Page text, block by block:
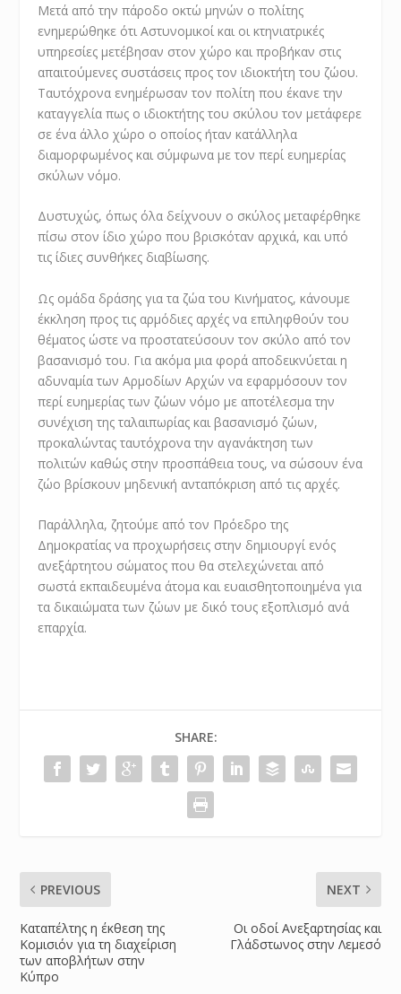
Μετά από την πάροδο οκτώ μηνών ο πολίτης
ενημερώθηκε ότι Αστυνομικοί και οι κτηνιατρικές
υπηρεσίες μετέβησαν στον χώρο και προβήκαν στις
απαιτούμενες συστάσεις προς τον ιδιοκτήτη του ζώου.
Ταυτόχρονα ενημέρωσαν τον πολίτη που έκανε την
καταγγελία πως ο ιδιοκτήτης του σκύλου τον μετάφερε
σε ένα άλλο χώρο ο οποίος ήταν κατάλληλα
διαμορφωμένος και σύμφωνα με τον περί ευημερίας
σκύλων νόμο.
Δυστυχώς, όπως όλα δείχνουν ο σκύλος μεταφέρθηκε
πίσω στον ίδιο χώρο που βρισκόταν αρχικά, και υπό
τις ίδιες συνθήκες διαβίωσης.
Ως ομάδα δράσης για τα ζώα του Κινήματος, κάνουμε
έκκληση προς τις αρμόδιες αρχές να επιληφθούν του
θέματος ώστε να προστατεύσουν τον σκύλο από τον
βασανισμό του. Για ακόμα μια φορά αποδεικνύεται η
αδυναμία των Αρμοδίων Αρχών να εφαρμόσουν τον
περί ευημερίας των ζώων νόμο με αποτέλεσμα την
συνέχιση της ταλαιπωρίας και βασανισμό ζώων,
προκαλώντας ταυτόχρονα την αγανάκτηση των
πολιτών καθώς στην προσπάθεια τους, να σώσουν ένα
ζώο βρίσκουν μηδενική ανταπόκριση από τις αρχές.
Παράλληλα, ζητούμε από τον Πρόεδρο της
Δημοκρατίας να προχωρήσεις στην δημιουργί ενός
ανεξάρτητου σώματος που θα στελεχώνεται από
σωστά εκπαιδευμένα άτομα και ευαισθητοποιημένα για
τα δικαιώματα των ζώων με δικό τους εξοπλισμό ανά
επαρχία.
SHARE:
PREVIOUS
Καταπέλτης η έκθεση της
Κομισιόν για τη διαχείριση
των αποβλήτων στην
Κύπρο
NEXT
Οι οδοί Ανεξαρτησίας και
Γλάδστωνος στην Λεμεσό